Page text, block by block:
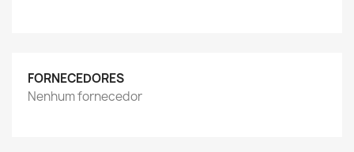
FORNECEDORES
Nenhum fornecedor